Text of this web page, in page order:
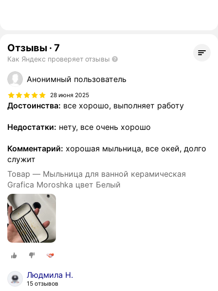
Отзывы · 7
Как Яндекс проверяет отзывы
Анонимный пользователь
28 июня 2025
Достоинства: все хорошо, выполняет работу
Недостатки: нету, все очень хорошо
Комментарий: хорошая мыльница, все окей, долго
служит
Товар — Мыльница для ванной керамическая
Grafica Moroshka цвет Белый
Людмила Н.
15 отзывов